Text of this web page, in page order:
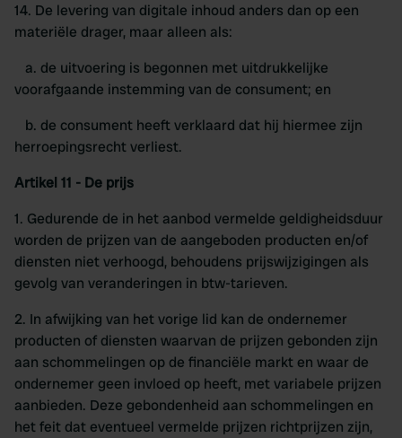
14. De levering van digitale inhoud anders dan op een
materiële drager, maar alleen als:
a. de uitvoering is begonnen met uitdrukkelijke
voorafgaande instemming van de consument; en
b. de consument heeft verklaard dat hij hiermee zijn
herroepingsrecht verliest.
Artikel 11 - De prijs
1. Gedurende de in het aanbod vermelde geldigheidsduur
worden de prijzen van de aangeboden producten en/of
diensten niet verhoogd, behoudens prijswijzigingen als
gevolg van veranderingen in btw-tarieven.
2. In afwijking van het vorige lid kan de ondernemer
producten of diensten waarvan de prijzen gebonden zijn
aan schommelingen op de financiële markt en waar de
ondernemer geen invloed op heeft, met variabele prijzen
aanbieden. Deze gebondenheid aan schommelingen en
het feit dat eventueel vermelde prijzen richtprijzen zijn,